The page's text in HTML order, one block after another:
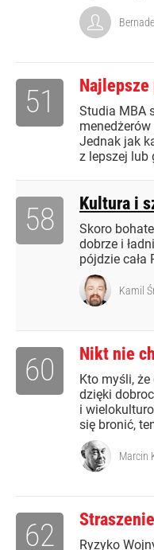
Najlepsze
Studia MBA
Jednak jak
z lepszej lub
51
Kultura i
Skoro
dobrze i
pójdzie cała
58
Kamil
Nikt nie
Kto myśli,
dzięki
i
się bronić,
60
Marcin
Ryzyko
62